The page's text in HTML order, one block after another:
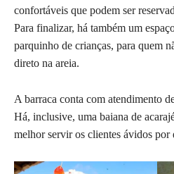
confortáveis que podem ser
Para finalizar, há também um
parquinho de crianças, para quem
direto na areia.
A barraca conta com atendimento
Há, inclusive, uma baiana de
melhor servir os clientes ávidos por